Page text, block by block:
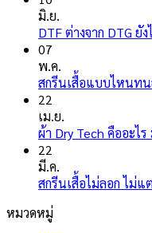
มิ.ย.
DTF ต่างจาก DTG ยัง
07
พ.ค.
สกรีนเสื้อแบบไหนท
22
เม.ย.
ผ้า Dry Tech คืออะไ
22
มี.ค.
สกรีนเสื้อไม่ลอก ไม่
หมวดหมู่